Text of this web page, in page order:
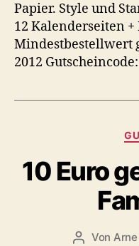
Papier. Style und
12 Kalenderseiten
Mindestbestellwert
2012
10 Euro
Beitragsautor
Von Arne